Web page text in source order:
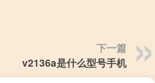
下一篇
v2136a是什么型号手机